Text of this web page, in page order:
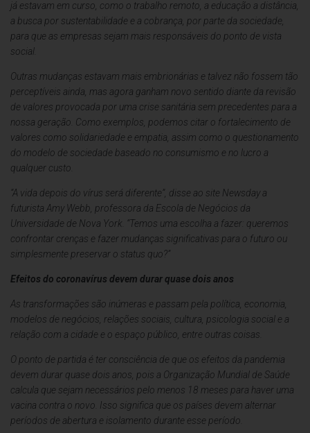
já estavam em curso, como o trabalho remoto, a educação a distância,
a busca por sustentabilidade e a cobrança, por parte da sociedade,
para que as empresas sejam mais responsáveis do ponto de vista
social.
Outras mudanças estavam mais embrionárias e talvez não fossem tão
perceptíveis ainda, mas agora ganham novo sentido diante da revisão
de valores provocada por uma crise sanitária sem precedentes para a
nossa geração. Como exemplos, podemos citar o fortalecimento de
valores como solidariedade e empatia, assim como o questionamento
do modelo de sociedade baseado no consumismo e no lucro a
qualquer custo.
“A vida depois do vírus será diferente”, disse ao site Newsday a
futurista Amy Webb, professora da Escola de Negócios da
Universidade de Nova York. “Temos uma escolha a fazer: queremos
confrontar crenças e fazer mudanças significativas para o futuro ou
simplesmente preservar o status quo?”
Efeitos do coronavírus devem durar quase dois anos
As transformações são inúmeras e passam pela política, economia,
modelos de negócios, relações sociais, cultura, psicologia social e a
relação com a cidade e o espaço público, entre outras coisas.
O ponto de partida é ter consciência de que os efeitos da pandemia
devem durar quase dois anos, pois a Organização Mundial de Saúde
calcula que sejam necessários pelo menos 18 meses para haver uma
vacina contra o novo. Isso significa que os países devem alternar
períodos de abertura e isolamento durante esse período.